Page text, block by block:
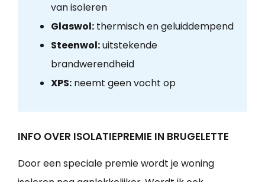
van isoleren
Glaswol:thermisch en geluiddempend
Steenwol:uitstekende
brandwerendheid
XPS:neemt geen vocht op
INFO OVER ISOLATIEPREMIE IN BRUGELETTE
Door een speciale premie wordt je woning